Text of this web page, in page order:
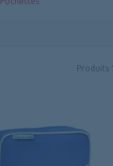
Produits